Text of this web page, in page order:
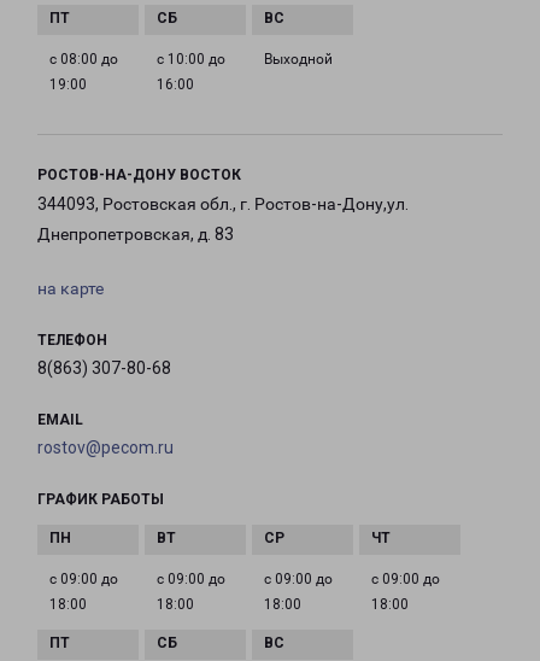
с 08:00 до
19:00
с 10:00 до
16:00
Выходной
РОСТОВ-НА-ДОНУ ВОСТОК
344093, Ростовская обл., г. Ростов-на-Дону,ул.
Днепропетровская, д. 83
на карте
ТЕЛЕФОН
8(863) 307-80-68
EMAIL
rostov@pecom.ru
ГРАФИК РАБОТЫ
с 09:00 до
18:00
с 09:00 до
18:00
с 09:00 до
18:00
с 09:00 до
18:00